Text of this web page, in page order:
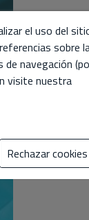
el uso del
sobre
navegación
visite nuestra
Rechazar cookies